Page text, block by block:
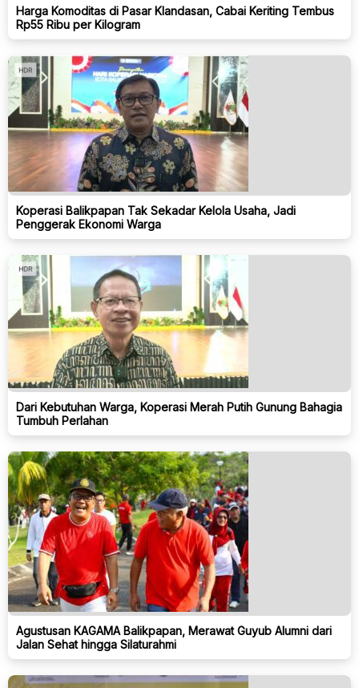
Harga Komoditas di Pasar Klandasan, Cabai Keriting Tembus
Rp55 Ribu per Kilogram
Koperasi Balikpapan Tak Sekadar Kelola Usaha, Jadi
Penggerak Ekonomi Warga
Dari Kebutuhan Warga, Koperasi Merah Putih Gunung Bahagia
Tumbuh Perlahan
Agustusan KAGAMA Balikpapan, Merawat Guyub Alumni dari
Jalan Sehat hingga Silaturahmi